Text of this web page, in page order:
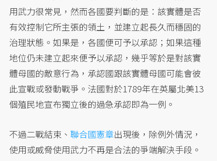
用武力很常見，然而各國要判斷的是：該實體是否
有效控制它所主張的領土，並建立起長久而穩固的
治理狀態。如果是，各國便可予以承認；如果這種
地位仍未建立起來便予以承認，幾乎等於是對該實
體母國的敵意行為，承認國跟該實體母國可能會彼
此宣戰或發動戰爭。法國對於1789年在英屬北美13
個殖民地宣布獨立後的過急承認即為一例。
不過二戰結束、聯合國憲章出現後，除例外情況，
使用或威脅使用武力不再是合法的爭端解決手段。